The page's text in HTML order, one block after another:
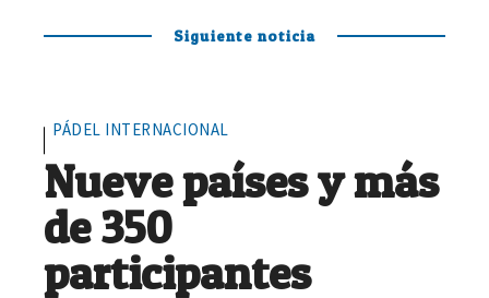
Siguiente noticia
PÁDEL INTERNACIONAL
Nueve países y más
de 350
participantes